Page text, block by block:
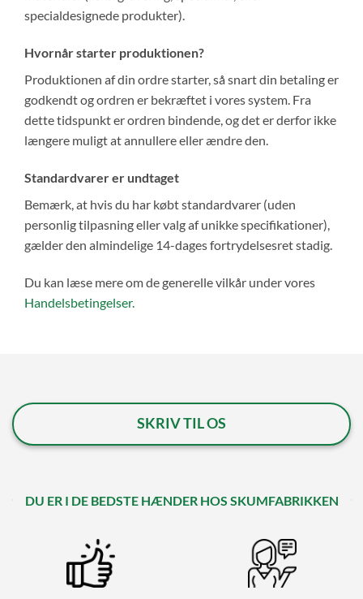
specialdesignede produkter).
Hvornår starter produktionen?
Produktionen af din ordre starter, så snart din betaling er
godkendt og ordren er bekræftet i vores system. Fra
dette tidspunkt er ordren bindende, og det er derfor ikke
længere muligt at annullere eller ændre den.
Standardvarer er undtaget
Bemærk, at hvis du har købt standardvarer (uden
personlig tilpasning eller valg af unikke specifikationer),
gælder den almindelige 14-dages fortrydelsesret stadig.
Du kan læse mere om de generelle vilkår under vores
Handelsbetingelser.
SKRIV TIL OS
DU ER I DE BEDSTE HÆNDER HOS SKUMFABRIKKEN